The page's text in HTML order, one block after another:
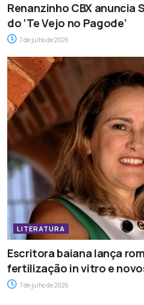
Renanzinho CBX anuncia
do ‘Te Vejo no Pagode’
7 de julho de 2026
LITERATURA
Escritora baiana lança
fertilização in vitro e
7 de julho de 2026